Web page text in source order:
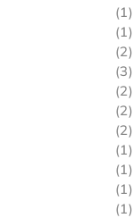
(1)
(1)
(2)
(3)
(2)
(2)
(2)
(1)
(1)
(1)
(1)